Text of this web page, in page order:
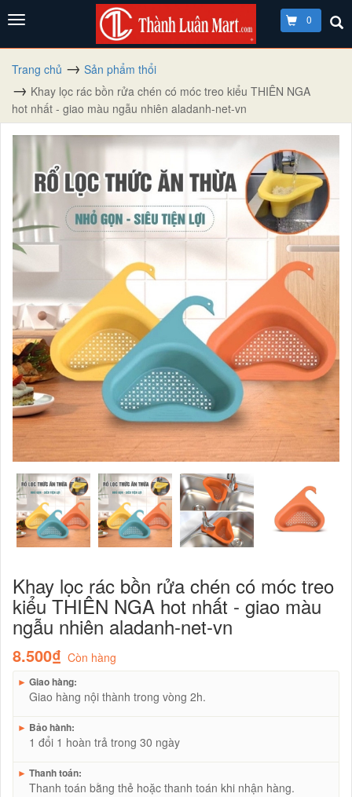
0
Trang chủ
Sản phẩm thổi
Khay lọc rác bồn rửa chén có móc treo kiểu THIÊN NGA
hot nhất - giao màu ngẫu nhiên aladanh-net-vn
Khay lọc rác bồn rửa chén có móc treo
kiểu THIÊN NGA hot nhất - giao màu
ngẫu nhiên aladanh-net-vn
8.500₫ Còn hàng
► Giao hàng:
Giao hàng nội thành trong vòng 2h.
► Bảo hành:
1 đổi 1 hoàn trả trong 30 ngày
► Thanh toán:
Thanh toán bằng thẻ hoặc thanh toán khi nhận hàng.